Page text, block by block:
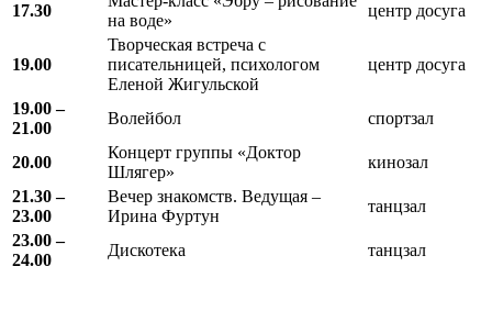
17.30
на воде»
центр досуга
19.00
Творческая встреча с
писательницей, психологом
Еленой Жигульской
центр досуга
19.00 –
21.00
Волейбол спортзал
20.00
Концерт группы «Доктор
Шлягер»
кинозал
21.30 –
23.00
Вечер знакомств. Ведущая –
Ирина Фуртун
танцзал
23.00 –
24.00
Дискотека танцзал